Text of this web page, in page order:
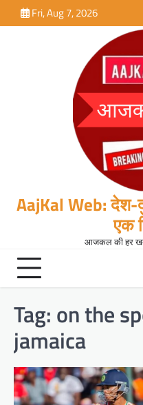
to
Fri, Aug 7, 2026
AajKal Web: देश-
एक
आजकल की हर
Tag: on the
jamaica